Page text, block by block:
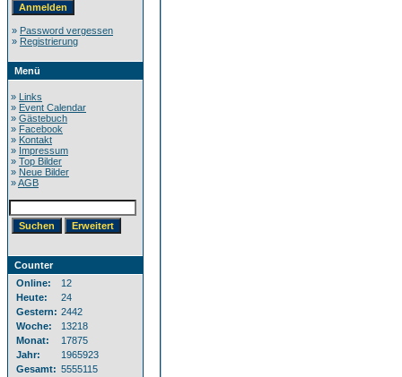
» Password vergessen
» Registrierung
Menü
» Links
» Event Calendar
» Gästebuch
» Facebook
» Kontakt
» Impressum
» Top Bilder
» Neue Bilder
»AGB
Counter
Online:
12
Heute:
24
Gestern: 2442
Woche:
13218
Monat:
17875
Jahr:
1965923
Gesamt: 5555115